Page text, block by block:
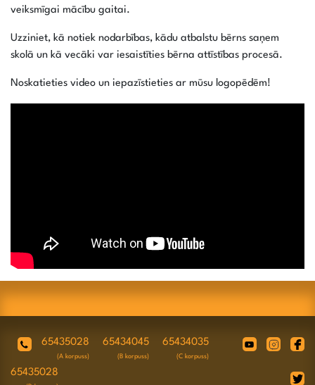
veiksmīgai mācību gaitai.
Uzziniet, kā notiek nodarbības, kādu atbalstu bērns saņem
skolā un kā vecāki var iesaistīties bērna attīstības procesā.
Noskatieties video un iepazīstieties ar mūsu logopēdēm!
65435028
(A korpuss)
65434045
(B korpuss)
65434035
(C korpuss)
65435028